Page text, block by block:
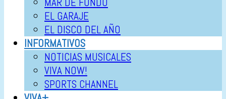
EL GARAJE
EL DISCO DEL AÑO
INFORMATIVOS
NOTICIAS MUSICALES
VIVA NOW!
SPORTS CHANNEL